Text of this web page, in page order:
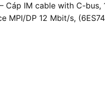
Cáp IM cable with C-
MPI/DP 12 Mbit/s,